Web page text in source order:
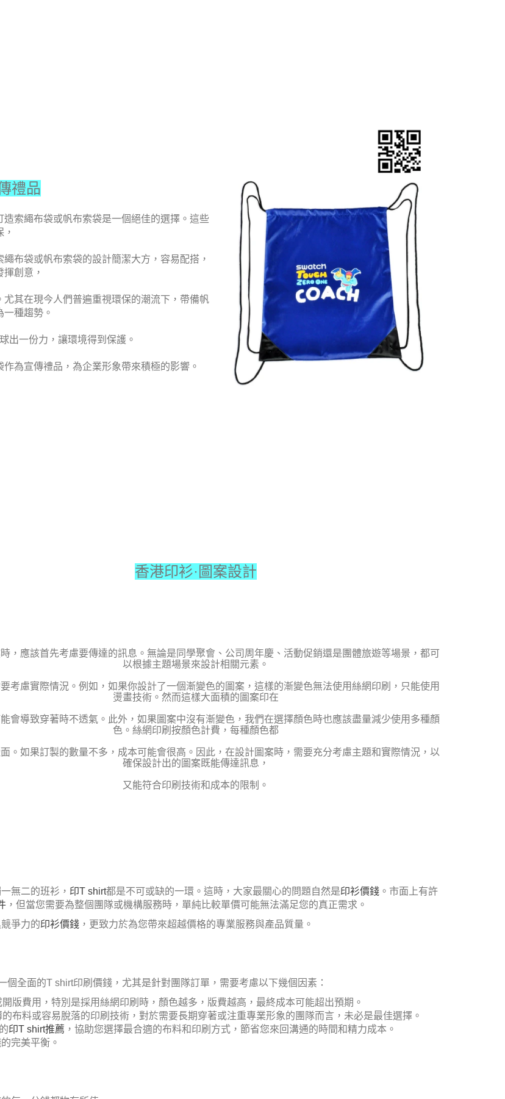
禮品
索繩布袋或帆布索袋是一個絕佳的選擇。這些
布袋或帆布索袋的設計簡潔大方，容易配搭，
創意，
其在現今人們普遍重視環保的潮流下，帶備帆
種趨勢。
出一份力，讓環境得到保護。
為宣傳禮品，為企業形象帶來積極的影響。
香港印衫·圖案設計
，應該首先考慮要傳達的訊息。無論是同學聚會、公司周年慶、活動促銷還是團體旅遊等場景，都可
以根據主題場景來設計相關元素。
考慮實際情況。例如，如果你設計了一個漸變色的圖案，這樣的漸變色無法使用絲網印刷，只能使用
燙畫技術。然而這樣大面積的圖案印在
會導致穿著時不透氣。此外，如果圖案中沒有漸變色，我們在選擇顏色時也應該盡量減少使用多種顏
色。絲網印刷按顏色計費，每種顏色都
。如果訂製的數量不多，成本可能會很高。因此，在設計圖案時，需要充分考慮主題和實際情況，以
確保設計出的圖案既能傳達訊息，
又能符合印刷技術和成本的限制。
無二的班衫， 印T shirt都是不可或缺的一環。這時，大家最關心的問題自然是印衫價錢 。市面上有許
，但當您需要為整個團隊或機構服務時，單純比較單價可能無法滿足您的真正需求。
爭力的印衫價錢 ，更致力於為您帶來超越價格的專業服務與產品質量。
全面的T shirt印刷價錢，尤其是針對團隊訂單，需要考慮以下幾個因素：
版費用，特別是採用絲網印刷時，顏色越多，版費越高，最終成本可能超出預期。
布料或容易脫落的印刷技術，對於需要長期穿著或注重專業形象的團隊而言，未必是最佳選擇。
印T shirt推薦 ，協助您選擇最合適的布料和印刷方式，節省您來回溝通的時間和精力成本。
完美平衡。